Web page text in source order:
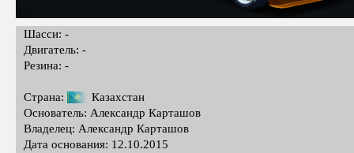
Шасси: -
Двигатель: -
Резина: -
Страна:
Казахстан
Основатель: Александр Карташов
Владелец: Александр Карташов
Дата основания: 12.10.2015